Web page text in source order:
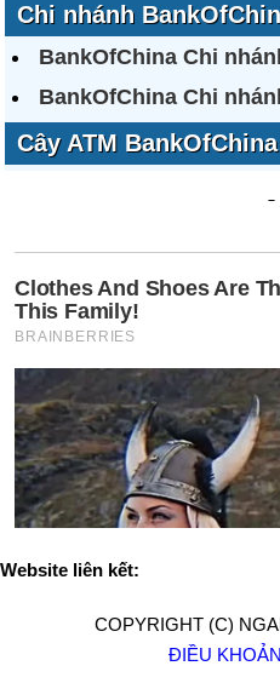
Chi nhánh
BankOfChina Chi
BankOfChina Chi
Cây ATM BankOfChina
Website liên kết:
COPYRIGHT (C)
ĐIỀU